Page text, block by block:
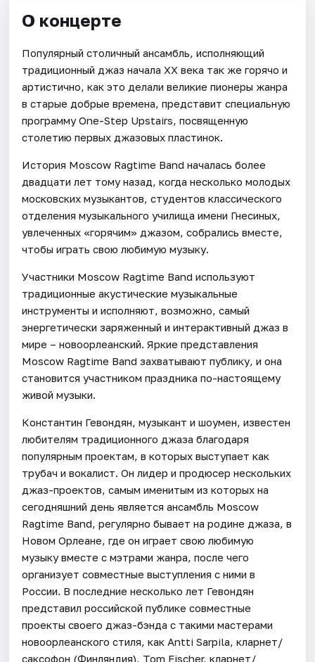
О концерте
Популярный столичный ансамбль, исполняющий
традиционный джаз начала ХХ века так же горячо и
артистично, как это делали великие пионеры жанра
в старые добрые времена, представит специальную
программу One-Step Upstairs, посвященную
столетию первых джазовых пластинок.
История Moscow Ragtime Band началась более
двадцати лет тому назад, когда несколько молодых
московских музыкантов, студентов классического
отделения музыкального училища имени Гнесиных,
увлеченных «горячим» джазом, собрались вместе,
чтобы играть свою любимую музыку.
Участники Moscow Ragtime Band используют
традиционные акустические музыкальные
инструменты и исполняют, возможно, самый
энергетически заряженный и интерактивный джаз в
мире – новоорлеанский. Яркие представления
Moscow Ragtime Band захватывают публику, и она
становится участником праздника по-настоящему
живой музыки.
Константин Гевондян, музыкант и шоумен, известен
любителям традиционного джаза благодаря
популярным проектам, в которых выступает как
трубач и вокалист. Он лидер и продюсер нескольких
джаз-проектов, самым именитым из которых на
сегодняшний день является ансамбль Moscow
Ragtime Band, регулярно бывает на родине джаза, в
Новом Орлеане, где он играет свою любимую
музыку вместе с мэтрами жанра, после чего
организует совместные выступления с ними в
России. В последние несколько лет Гевондян
представил российской публике совместные
проекты своего джаз-бэнда с такими мастерами
новоорлеанского стиля, как Antti Sarpila, кларнет/
саксофон (Финляндия), Tom Fischer, кларнет/